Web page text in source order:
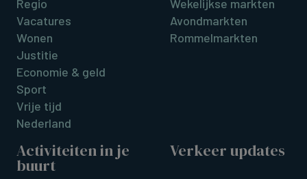
Regio
Vacatures
Wonen
Justitie
Economie & geld
Sport
Vrije tijd
Nederland
Wekelijkse markten
Avondmarkten
Rommelmarkten
Activiteiten in je
buurt
Verkeer updates